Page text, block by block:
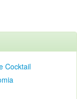
Cocktail